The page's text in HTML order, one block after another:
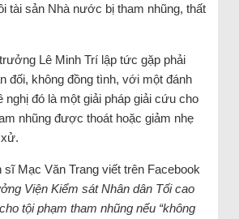
tài sản Nhà nước bị tham nhũng, thất
Lê Minh Trí lập tức gặp phải
đối, không đồng tình, với một đánh
nghị đó là một giải pháp giải cứu cho
nhũng được thoát hoặc giảm nhẹ
sĩ Mạc Văn Trang viết trên Facebook
Viện Kiểm sát Nhân dân Tối cao
tội phạm tham nhũng nếu “không